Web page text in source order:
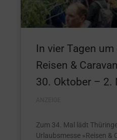
In vier Tagen um
Reisen &
30. Oktober – 2.
Zum 34. Mal lädt
Urlaubsmesse »Reisen &